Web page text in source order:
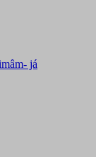
já